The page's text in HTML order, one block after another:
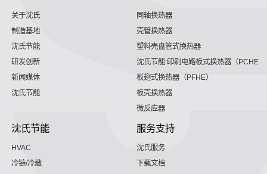
关于沈氏
制造基地
沈氏节能
研发创新
新闻媒体
沈氏节能
同轴换热器
壳管换热器
塑料壳盘管式换热器
沈氏节能:印刷电路板式换热器（PCHE）
板翅式换热器（PFHE）
板壳换热器
微反应器
沈氏节能
HVAC
冷链/冷藏
服务支持
沈氏服务
下载文档